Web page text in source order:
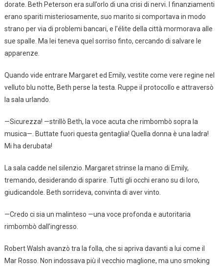
dorate. Beth Peterson era sull’orlo di una crisi di nervi. I finanziamenti
erano spariti misteriosamente, suo marito si comportava in modo
strano per via di problemi bancari, e l’élite della città mormorava alle
sue spalle. Ma lei teneva quel sorriso finto, cercando di salvare le
apparenze.
Quando vide entrare Margaret ed Emily, vestite come vere regine nel
velluto blu notte, Beth perse la testa. Ruppe il protocollo e attraversò
la sala urlando.
—Sicurezza! —strillò Beth, la voce acuta che rimbombò sopra la
musica—. Buttate fuori questa gentaglia! Quella donna è una ladra!
Mi ha derubata!
La sala cadde nel silenzio. Margaret strinse la mano di Emily,
tremando, desiderando di sparire. Tutti gli occhi erano su di loro,
giudicandole. Beth sorrideva, convinta di aver vinto.
—Credo ci sia un malinteso —una voce profonda e autoritaria
rimbombò dall’ingresso.
Robert Walsh avanzò tra la folla, che si apriva davanti a lui come il
Mar Rosso. Non indossava più il vecchio maglione, ma uno smoking